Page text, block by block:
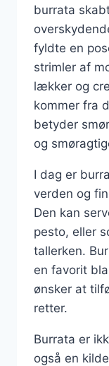
burrata
fyldte en
strimler af
lækker og
kommer fra
betyder
og
I dag er
verden og
Den kan
pesto, eller
tallerken.
en favorit
ønsker at
retter.
Burrata er
også en